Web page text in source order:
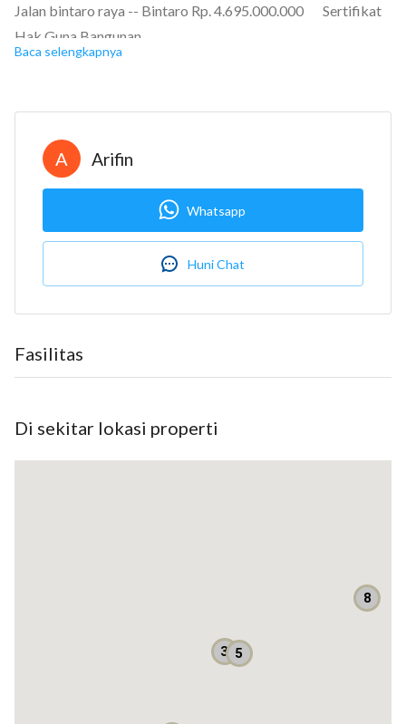
Jalan bintaro raya -- Bintaro Rp. 4.695.000.000 Sertifikat
Hak Guna Bangunan
Kamar tidur: 4+1
Kamar pembantu: Ada
Garasi: Carport
Luas tanah: 204m2
Luas bangunan: 218m2
Sudah ada tambahan canopy dak dan di bagian depan dan
belakang
2 kitchen set
Berada di salah satu cluster elite dan favorit di Bintaro Jaya
- Pintu tol JORR dan TB. Simatupang
Baca selengkapnya
A Arifin
Whatsapp
Huni Chat
Fasilitas
Di sekitar lokasi properti
3 5
8